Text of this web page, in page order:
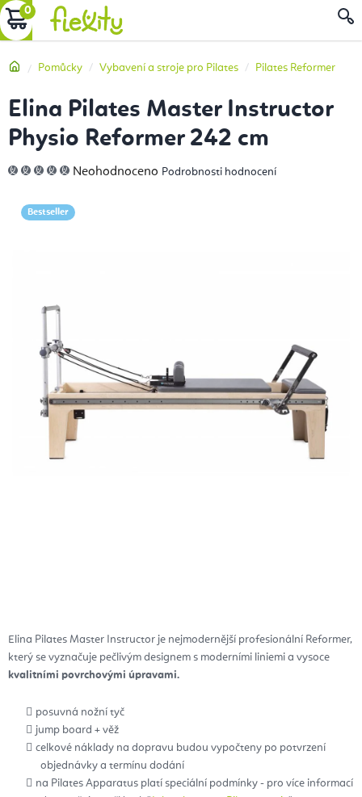
Přejít
na
NÁKUPNÍ
DomůPomůcky Vybavení a stroje pro Pilates Pilates Reformer
Elina Pilates Master Instructor je nejmodernější profesionální Reformer,
který se vyznačuje pečlivým designem s moderními liniemi a vysoce
kvalitními povrchovými úpravami.
posuvná nožní tyč
jump board + věž
celkové náklady na dopravu budou vypočteny po potvrzení
objednávky a termínu dodání
na Pilates Apparatus platí speciální podmínky - pro více informací
Elina Pilates Master Instructor
Physio Reformer 242 cm
Průměrné
hodnocení
0,0
z
Neohodnoceno Podrobnosti hodnocení
Bestseller